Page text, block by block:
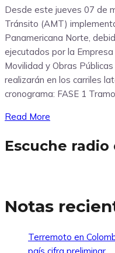
Desde este jueves 07 de
Tránsito (AMT)
Panamericana Norte,
ejecutados por la
Movilidad y Obras
realizarán en los carriles
cronograma: FASE 1
Read More
Escuche
Notas
Terremoto en